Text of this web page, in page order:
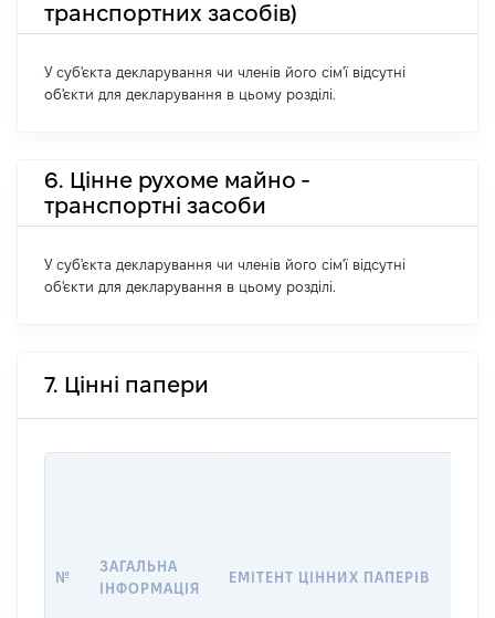
транспортних засобів)
У суб'єкта декларування чи членів його сім'ї відсутні
об'єкти для декларування в цьому розділі.
6. Цінне рухоме майно -
транспортні засоби
У суб'єкта декларування чи членів його сім'ї відсутні
об'єкти для декларування в цьому розділі.
7. Цінні папери
№
ЗАГАЛЬНА
ІНФОРМАЦІЯ
ЕМІТЕНТ ЦІННИХ ПАПЕРІВ